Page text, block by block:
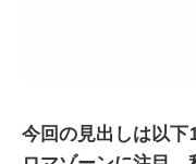
今回の見出しは以